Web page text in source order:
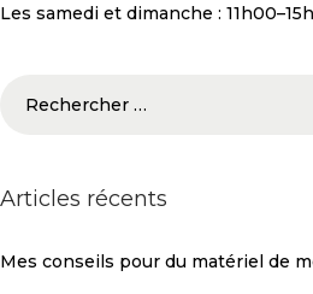
Les samedi et dimanche :
Articles récents
Mes conseils pour du matériel de